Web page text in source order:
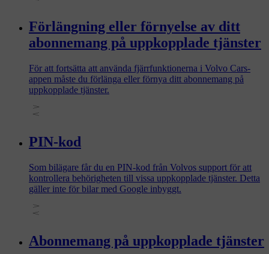
Förlängning eller förnyelse av ditt
abonnemang på uppkopplade tjänster
För att fortsätta att använda fjärrfunktionerna i Volvo Cars-
appen måste du förlänga eller förnya ditt abonnemang på
uppkopplade tjänster.
PIN-kod
Som bilägare får du en PIN-kod från Volvos support för att
kontrollera behörigheten till vissa uppkopplade tjänster. Detta
gäller inte för bilar med Google inbyggt.
Abonnemang på uppkopplade tjänster